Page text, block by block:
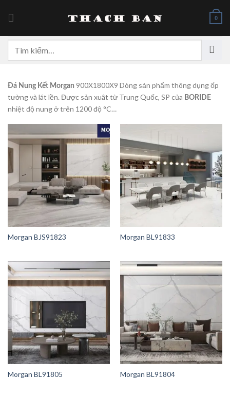
0
kiếm:
Đá Nung Kết Morgan 900X1800X9 Dòng sản phẩm thông dụng ốp
tường và lát lền. Được sản xuât từ Trung Quốc, SP của BORIDE
nhiệt độ nung ở trên 1200 độ °C…
Morgan BJS91823 Morgan BL91833
Morgan BL91805 Morgan BL91804